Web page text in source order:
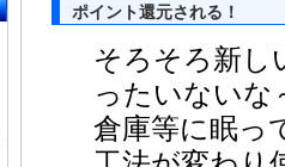
ポイント還元される！
そろそろ新し
ったいないな
倉庫等に眠っ